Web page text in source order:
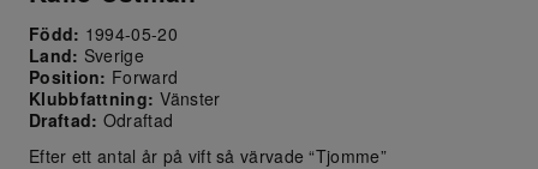
Född: 1994-05-20
Land: Sverige
Position: Forward
Klubbfattning: Vänster
Draftad: Odraftad
Efter ett antal år på vift så värvade “Tjomme”